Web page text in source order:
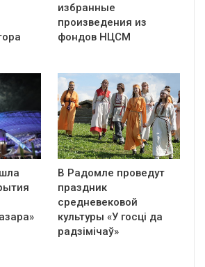
избранные
произведения из
фондов НЦСМ
В Радомле проведут
праздник
средневековой
культуры «У госці да
радзімічаў»